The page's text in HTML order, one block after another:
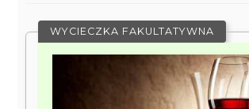
WYCIECZKA FAKULTATYWNA